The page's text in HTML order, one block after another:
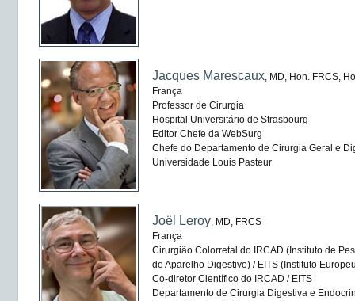
Jacques Marescaux, MD, Hon. FRCS,
França
Professor de Cirurgia
Hospital Universitário de Strasbourg
Editor Chefe da WebSurg
Chefe do Departamento de Cirurgia Geral e
Universidade Louis Pasteur
Joël Leroy, MD, FRCS
França
Cirurgião Colorretal do IRCAD (Instituto de
do Aparelho Digestivo) / EITS (Instituto
Co-diretor Científico do IRCAD / EITS
Departamento de Cirurgia Digestiva e